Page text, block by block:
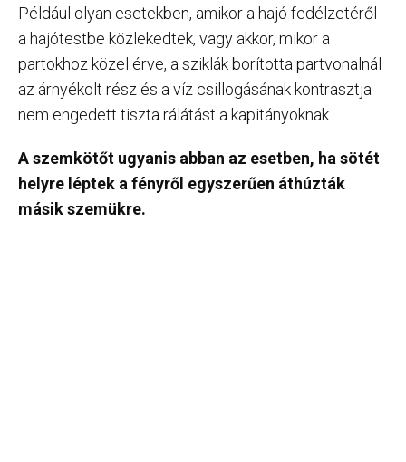
Például olyan esetekben, amikor a hajó fedélzetéről
a hajótestbe közlekedtek, vagy akkor, mikor a
partokhoz közel érve, a sziklák borította partvonalnál
az árnyékolt rész és a víz csillogásának kontrasztja
nem engedett tiszta rálátást a kapitányoknak.
A szemkötőt ugyanis abban az esetben, ha sötét
helyre léptek a fényről egyszerűen áthúzták
másik szemükre.